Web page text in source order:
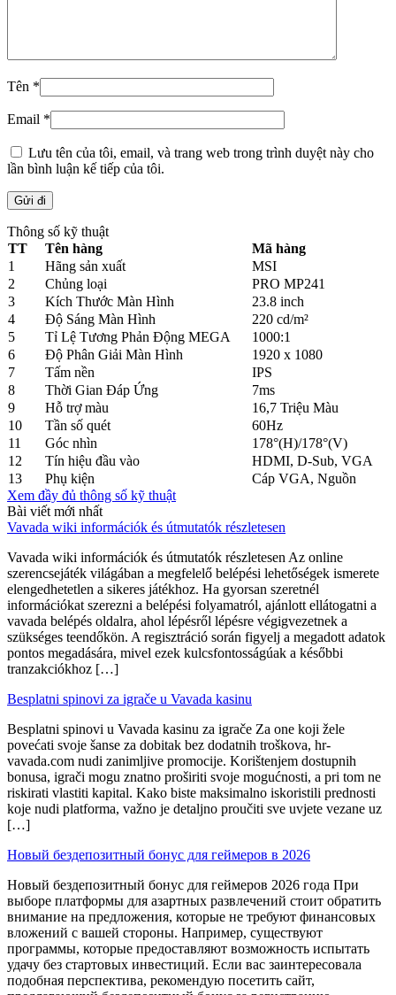
Tên *
Email *
Lưu tên của tôi, email, và trang web trong trình duyệt này cho
lần bình luận kế tiếp của tôi.
Thông số kỹ thuật
TT
Tên hàng
Mã hàng
1
Hãng sản xuất
MSI
2
Chủng loại
PRO MP241
3
Kích Thước Màn Hình
23.8 inch
4
Độ Sáng Màn Hình
220 cd/m²
5
Tỉ Lệ Tương Phản Động MEGA
1000:1
6
Độ Phân Giải Màn Hình
1920 x 1080
7
Tấm nền
IPS
8
Thời Gian Đáp Ứng
7ms
9
Hỗ trợ màu
16,7 Triệu Màu
10
Tần số quét
60Hz
11
Góc nhìn
178°(H)/178°(V)
12
Tín hiệu đầu vào
HDMI, D-Sub, VGA
13
Phụ kiện
Cáp VGA, Nguồn
Xem đầy đủ thông số kỹ thuật
Bài viết mới nhất
Vavada wiki információk és útmutatók részletesen
Vavada wiki információk és útmutatók részletesen Az online
szerencsejáték világában a megfelelő belépési lehetőségek ismerete
elengedhetetlen a sikeres játékhoz. Ha gyorsan szeretnél
információkat szerezni a belépési folyamatról, ajánlott ellátogatni a
vavada belépés oldalra, ahol lépésről lépésre végigvezetnek a
szükséges teendőkön. A regisztráció során figyelj a megadott adatok
pontos megadására, mivel ezek kulcsfontosságúak a későbbi
tranzakciókhoz […]
Besplatni spinovi za igrače u Vavada kasinu
Besplatni spinovi u Vavada kasinu za igrače Za one koji žele
povećati svoje šanse za dobitak bez dodatnih troškova, hr-
vavada.com nudi zanimljive promocije. Korištenjem dostupnih
bonusa, igrači mogu znatno proširiti svoje mogućnosti, a pri tom ne
riskirati vlastiti kapital. Kako biste maksimalno iskoristili prednosti
koje nudi platforma, važno je detaljno proučiti sve uvjete vezane uz
[…]
Новый бездепозитный бонус для геймеров в 2026
Новый бездепозитный бонус для геймеров 2026 года При
выборе платформы для азартных развлечений стоит обратить
внимание на предложения, которые не требуют финансовых
вложений с вашей стороны. Например, существуют
программы, которые предоставляют возможность испытать
удачу без стартовых инвестиций. Если вас заинтересовала
подобная перспектива, рекомендую посетить сайт,